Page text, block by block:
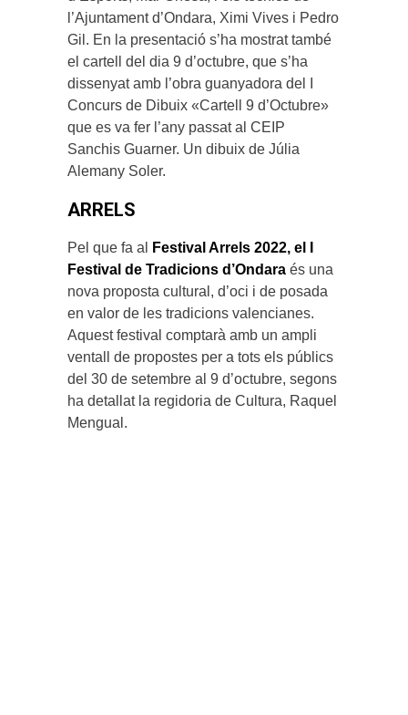
l’Ajuntament d’Ondara, Ximi Vives i Pedro
Gil. En la presentació s’ha mostrat també
el cartell del dia 9 d’octubre, que s’ha
dissenyat amb l’obra guanyadora del I
Concurs de Dibuix «Cartell 9 d’Octubre»
que es va fer l’any passat al CEIP
Sanchis Guarner. Un dibuix de Júlia
Alemany Soler.
ARRELS
Pel que fa al
Festival Arrels 2022, el I
Festival de Tradicions d’Ondara és una
nova proposta cultural, d’oci i de posada
en valor de les tradicions valencianes.
Aquest festival comptarà amb un ampli
ventall de propostes per a tots els públics
del 30 de setembre al 9 d’octubre, segons
ha detallat la regidoria de Cultura, Raquel
Mengual.